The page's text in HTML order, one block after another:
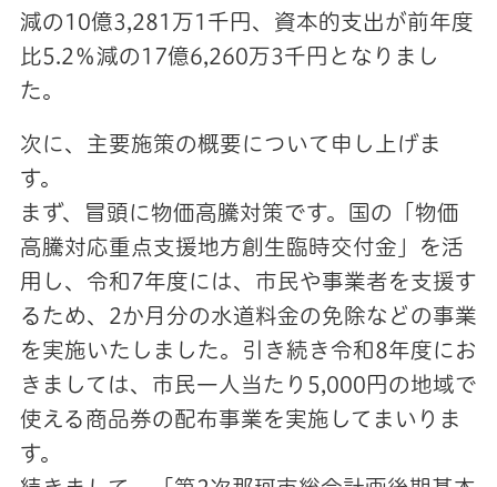
減の10億3,281万1千円、資本的支出が前年度
比5.2％減の17億6,260万3千円となりまし
た。
次に、主要施策の概要について申し上げま
す。
まず、冒頭に物価高騰対策です。国の「物価
高騰対応重点支援地方創生臨時交付金」を活
用し、令和7年度には、市民や事業者を支援す
るため、2か月分の水道料金の免除などの事業
を実施いたしました。引き続き令和8年度にお
きましては、市民一人当たり5,000円の地域で
使える商品券の配布事業を実施してまいりま
す。